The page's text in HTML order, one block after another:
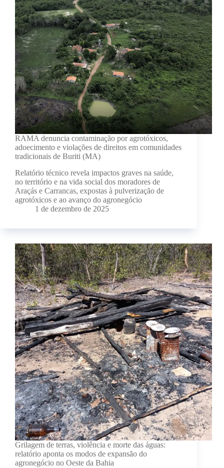
RAMA denuncia contaminação por agrotóxicos,
adoecimento e violações de direitos em comunidades
tradicionais de Buriti (MA)
Relatório técnico revela impactos graves na saúde,
no território e na vida social dos moradores de
Araçás e Carrancas, expostas à pulverização de
agrotóxicos e ao avanço do agronegócio
1 de dezembro de 2025
Grilagem de terras, violência e morte das águas:
relatório aponta os modos de expansão do
agronegócio no Oeste da Bahia